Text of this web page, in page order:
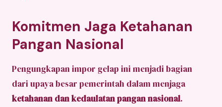
Komitmen Jaga Ketahanan
Pangan Nasional
Pengungkapan impor gelap ini menjadi bagian
dari upaya besar pemerintah dalam menjaga
ketahanan dan kedaulatan pangan nasional.